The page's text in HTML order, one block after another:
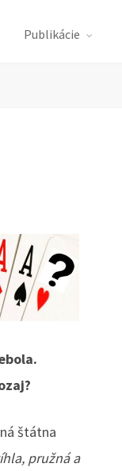
Publikácie
štátna
pružná a